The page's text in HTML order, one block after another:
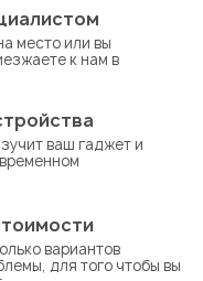
место или вы
к нам в
ваш гаджет и
вариантов
для того чтобы вы